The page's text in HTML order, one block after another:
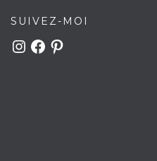
SUIVEZ-MOI
Instagram
FacebookPinterest